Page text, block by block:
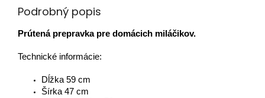
Podrobný popis
Prútená prepravka pre domácich miláčikov.
Technické informácie:
Dĺžka 59 cm
Šírka 47 cm